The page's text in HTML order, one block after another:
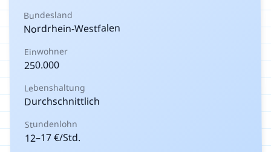
Bundesland
Nordrhein-Westfalen
Einwohner
250.000
Lebenshaltung
Durchschnittlich
Stundenlohn
12–17€/Std.